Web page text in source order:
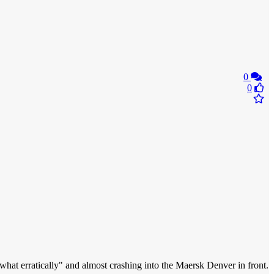
0
0
erratically" and almost crashing into the Maersk Denver in front.